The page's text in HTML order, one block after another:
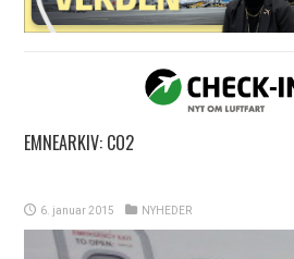
EMNEARKIV: CO2
6. januar 2015 NYHEDER